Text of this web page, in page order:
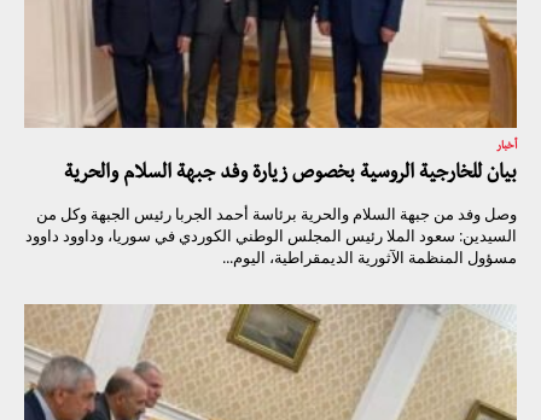
أخبار
بيان للخارجية الروسية بخصوص زيارة وفد جبهة السلام والحرية
وصل وفد من جبهة السلام والحرية برئاسة أحمد الجربا رئيس الجبهة وكل من
السيدين: سعود الملا رئيس المجلس الوطني الكوردي في سوريا، وداوود داوود
مسؤول المنظمة الآثورية الديمقراطية، اليوم...